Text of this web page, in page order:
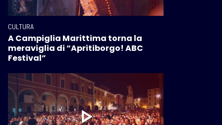
CULTURA
A Campiglia Marittima torna la
meraviglia di “Apritiborgo! ABC
Festival”